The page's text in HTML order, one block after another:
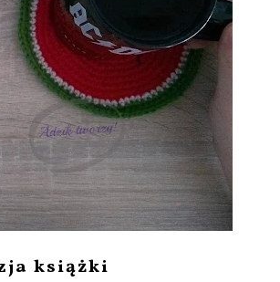
książki